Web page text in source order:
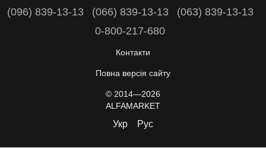
(096) 839-13-13 (066) 839-13-13
(063) 839-13-13
0-800-217-680
Контакти
Повна версія сайту
© 2014—2026
ALFAMARKET
Укр Рус